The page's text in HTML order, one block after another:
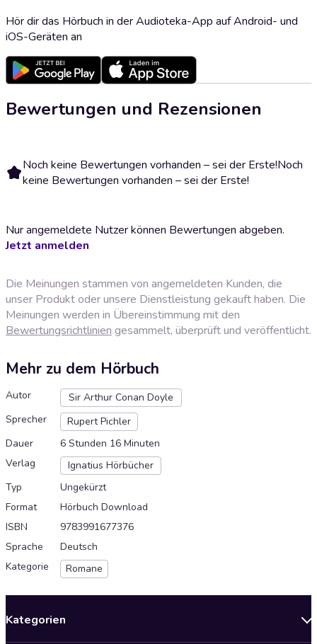
Hör dir das Hörbuch in der Audioteka-App auf Android- und
iOS-Geräten an
Bewertungen und Rezensionen
Noch keine Bewertungen vorhanden – sei der Erste!Noch
keine Bewertungen vorhanden – sei der Erste!
Nur angemeldete Nutzer können Bewertungen abgeben.
Jetzt anmelden
Die Meinungen stammen von angemeldeten Kunden, die
unser Produkt oder unsere Dienstleistung gekauft haben. Die
Meinungen werden in Übereinstimmung mit den
Bewertungsrichtlinien gesammelt, überprüft und veröffentlicht.
Mehr zu dem Hörbuch
Autor
Sir Arthur Conan Doyle
Sprecher
Rupert Pichler
Dauer
6 Stunden 16 Minuten
Verlag
Ignatius Hörbücher
Typ
Ungekürzt
Format
Hörbuch Download
ISBN
9783991677376
Sprache
Deutsch
Kategorie
Romane
Kategorien